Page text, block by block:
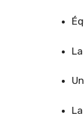
La
Un